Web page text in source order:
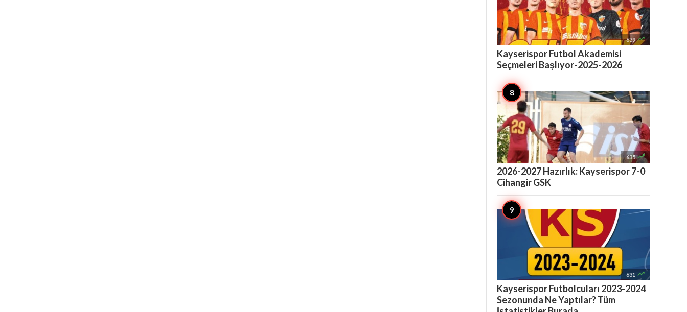
639 
Kayserispor Futbol Akademisi
Seçmeleri Başlıyor-2025-2026
635 
2026-2027 Hazırlık: Kayserispor 7-0
Cihangir GSK
631 
Kayserispor Futbolcuları 2023-2024
Sezonunda Ne Yaptılar? Tüm